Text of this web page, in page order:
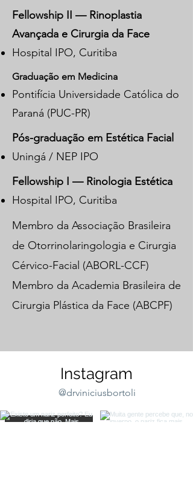
Fellowship II — Rinoplastia
Avançada e Cirurgia da Face
Hospital IPO, Curitiba
Graduação em Medicina
Pontifícia Universidade Católica do
Paraná (PUC-PR)
Pós-graduação em Estética Facial
Uningá / NEP IPO
Fellowship I — Rinologia Estética
Hospital IPO, Curitiba
Membro da Associação Brasileira
de Otorrinolaringologia e Cirurgia
Cérvico-Facial (ABORL-CCF)
Membro da Academia Brasileira de
Cirurgia Plástica da Face (ABCPF)
Instagram
@drviniciusbortoli